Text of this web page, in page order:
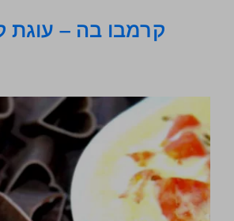
קרמבו בה – עוגת